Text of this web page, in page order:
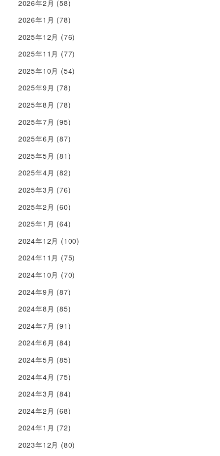
2026年2月 (58)
2026年1月 (78)
2025年12月 (76)
2025年11月 (77)
2025年10月 (54)
2025年9月 (78)
2025年8月 (78)
2025年7月 (95)
2025年6月 (87)
2025年5月 (81)
2025年4月 (82)
2025年3月 (76)
2025年2月 (60)
2025年1月 (64)
2024年12月 (100)
2024年11月 (75)
2024年10月 (70)
2024年9月 (87)
2024年8月 (85)
2024年7月 (91)
2024年6月 (84)
2024年5月 (85)
2024年4月 (75)
2024年3月 (84)
2024年2月 (68)
2024年1月 (72)
2023年12月 (80)